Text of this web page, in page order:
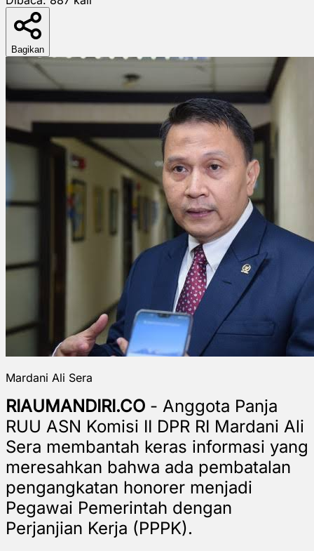
Bagikan
Mardani Ali Sera
RIAUMANDIRI.CO - Anggota Panja
RUU ASN Komisi II DPR RI Mardani Ali
Sera membantah keras informasi yang
meresahkan bahwa ada pembatalan
pengangkatan honorer menjadi
Pegawai Pemerintah dengan
Perjanjian Kerja (PPPK).